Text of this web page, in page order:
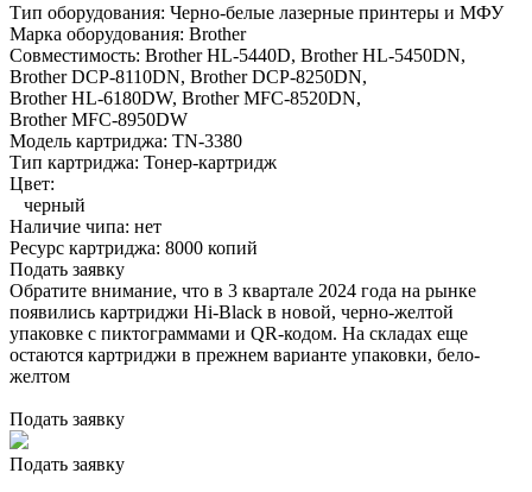
Тип оборудования: Черно-белые лазерные принтеры и МФУ
Марка оборудования: Brother
Совместимость: Brother HL-5440D, Brother HL-5450DN,
Brother DCP-8110DN, Brother DCP-8250DN,
Brother HL-6180DW, Brother MFC-8520DN,
Brother MFC-8950DW
Модель картриджа: TN-3380
Тип картриджа: Тонер-картридж
Цвет:
черный
Наличие чипа: нет
Ресурс картриджа: 8000 копий
Подать заявку
Обратите внимание, что в 3 квартале 2024 года на рынке
появились картриджи Hi-Black в новой, черно-желтой
упаковке с пиктограммами и QR-кодом. На складах еще
остаются картриджи в прежнем варианте упаковки, бело-
желтом
Подать заявку
Подать заявку